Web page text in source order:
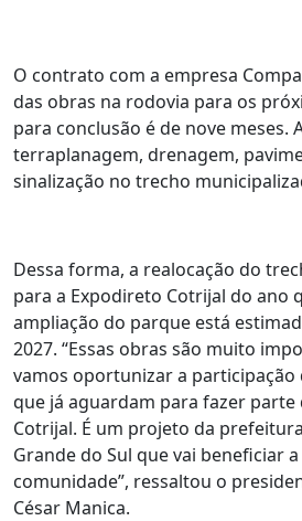
O contrato com a empresa
das obras na rodovia para os
para conclusão é de nove meses.
terraplanagem, drenagem,
sinalização no trecho
Dessa forma, a realocação do
para a Expodireto Cotrijal do ano
ampliação do parque está
2027. “Essas obras são muito
vamos oportunizar a participação
que já aguardam para fazer parte
Cotrijal. É um projeto da
Grande do Sul que vai beneficiar
comunidade”, ressaltou o
César Manica.